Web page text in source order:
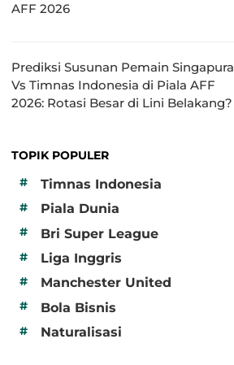
AFF 2026
Prediksi Susunan Pemain Singapura
Vs Timnas Indonesia di Piala AFF
2026: Rotasi Besar di Lini Belakang?
TOPIK POPULER
#
Timnas Indonesia
# Piala Dunia
# Bri Super League
# Liga Inggris
# Manchester United
# Bola Bisnis
# Naturalisasi